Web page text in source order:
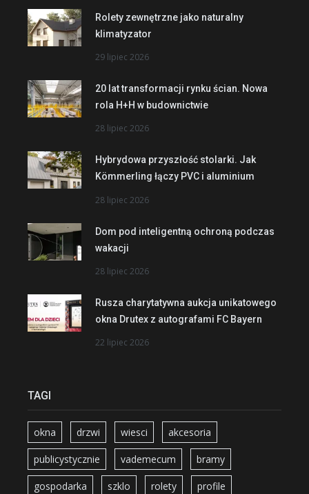
Rolety zewnętrzne jako naturalny
klimatyzator
29 lipiec 2026
20 lat transformacji rynku ścian. Nowa
rola H+H w budownictwie
28 lipiec 2026
Hybrydowa przyszłość stolarki. Jak
Kömmerling łączy PVC i aluminium
28 lipiec 2026
Dom pod inteligentną ochroną podczas
wakacji
28 lipiec 2026
Rusza charytatywna aukcja unikatowego
okna Drutex z autografami FC Bayern
22 lipiec 2026
TAGI
okna drzwi wiesci akcesoria
publicystycznie vademecum bramy
gospodarka szklo rolety profile